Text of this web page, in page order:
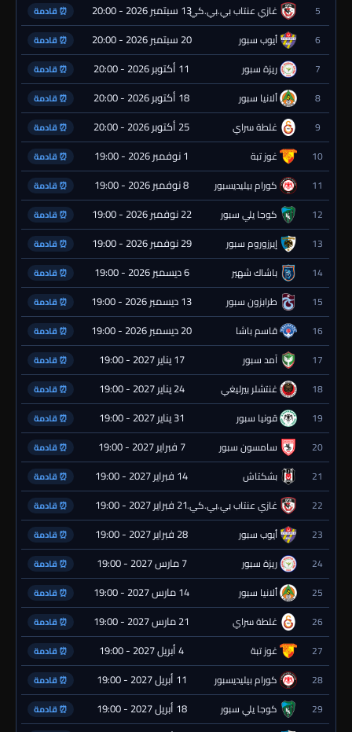
5 غازي عنتاب بي.بي.كي.13 سبتمبر 2026 - 20:00 ⏰ قادمة
6 أيوب سبور 20 سبتمبر 2026 - 20:00 ⏰ قادمة
7 ريزة سبور 11 أكتوبر 2026 - 20:00 ⏰ قادمة
8 ألانيا سبور 18 أكتوبر 2026 - 20:00 ⏰ قادمة
9 غلطة سراي 25 أكتوبر 2026 - 20:00 ⏰ قادمة
10 غوز تبة 1 نوفمبر 2026 - 19:00 ⏰ قادمة
11 كورام بيليديسبور 8 نوفمبر 2026 - 19:00 ⏰ قادمة
12 كوجا يلي سبور 22 نوفمبر 2026 - 19:00 ⏰ قادمة
13 إيرزوروم سبور 29 نوفمبر 2026 - 19:00 ⏰ قادمة
14 باشاك شهير 6 ديسمبر 2026 - 19:00 ⏰ قادمة
15 طرابزون سبور 13 ديسمبر 2026 - 19:00 ⏰ قادمة
16 قاسم باشا 20 ديسمبر 2026 - 19:00 ⏰ قادمة
17 آمد سبور 17 يناير 2027 - 19:00 ⏰ قادمة
18 غنتشلر بيرليغي 24 يناير 2027 - 19:00 ⏰ قادمة
19 قونيا سبور 31 يناير 2027 - 19:00 ⏰ قادمة
20 سامسون سبور 7 فبراير 2027 - 19:00 ⏰ قادمة
21 بشكتاش 14 فبراير 2027 - 19:00 ⏰ قادمة
22 غازي عنتاب بي.بي.كي.21 فبراير 2027 - 19:00 ⏰ قادمة
23 أيوب سبور 28 فبراير 2027 - 19:00 ⏰ قادمة
24 ريزة سبور 7 مارس 2027 - 19:00 ⏰ قادمة
25 ألانيا سبور 14 مارس 2027 - 19:00 ⏰ قادمة
26 غلطة سراي 21 مارس 2027 - 19:00 ⏰ قادمة
27 غوز تبة 4 أبريل 2027 - 19:00 ⏰ قادمة
28 كورام بيليديسبور 11 أبريل 2027 - 19:00 ⏰ قادمة
29 كوجا يلي سبور 18 أبريل 2027 - 19:00 ⏰ قادمة